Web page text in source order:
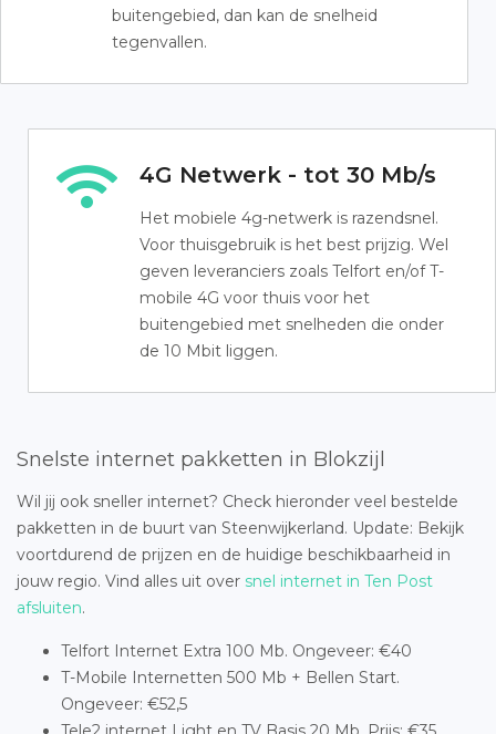
buitengebied, dan kan de snelheid
tegenvallen.
4G Netwerk - tot 30 Mb/s
Het mobiele 4g-netwerk is razendsnel.
Voor thuisgebruik is het best prijzig. Wel
geven leveranciers zoals Telfort en/of T-
mobile 4G voor thuis voor het
buitengebied met snelheden die onder
de 10 Mbit liggen.
Snelste internet pakketten in Blokzijl
Wil jij ook sneller internet? Check hieronder veel bestelde
pakketten in de buurt van Steenwijkerland. Update: Bekijk
voortdurend de prijzen en de huidige beschikbaarheid in
jouw regio. Vind alles uit over snel internet in Ten Post
afsluiten.
Telfort Internet Extra 100 Mb. Ongeveer: €40
T-Mobile Internetten 500 Mb + Bellen Start.
Ongeveer: €52,5